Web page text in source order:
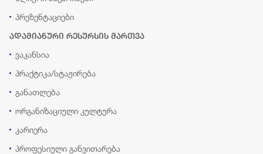
პრეზენტაციები
ადამიანური რესურსის მართვა
ვაკანსია
პრაქტიკა/სტაჟირება
განათლება
ორგანიზაციული კულტურა
კარიერა
პროფესიული განვითარება